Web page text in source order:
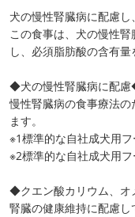
犬の慢性腎臓病に配慮し
この食事は、犬の慢性
し、必須脂肪酸の含有量
◆犬の慢性腎臓病に配
慢性腎臓病の食事療法
ます。
※1標準的な自社成犬用
※2標準的な自社成犬用
◆クエン酸カリウム、オ
腎臓の健康維持に配慮